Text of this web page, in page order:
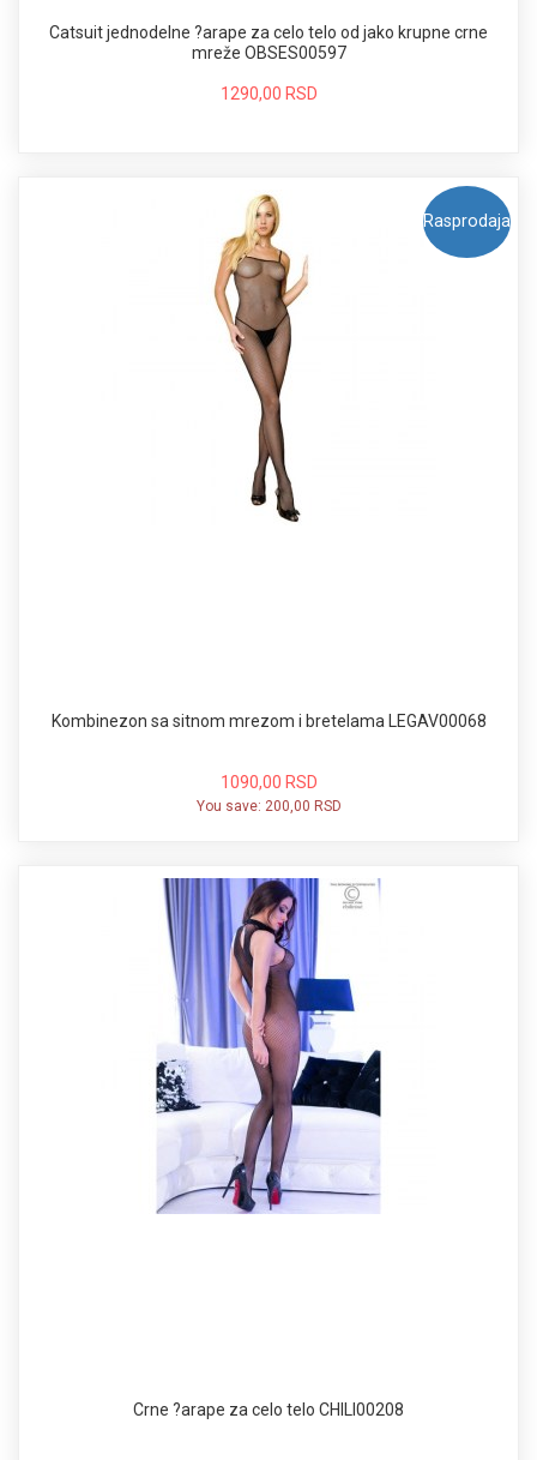
Catsuit jednodelne ?arape za celo telo od jako krupne crne
mreže OBSES00597
1290,00 RSD
Rasprodaja
Kombinezon sa sitnom mrezom i bretelama LEGAV00068
1090,00 RSD
You save: 200,00 RSD
Crne ?arape za celo telo CHILI00208